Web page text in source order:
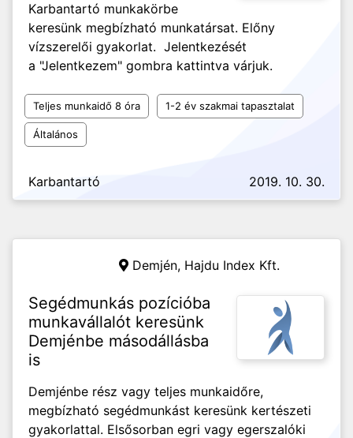
Karbantartó munkakörbe
keresünk megbízható munkatársat. Előny
vízszerelői gyakorlat. Jelentkezését
a "Jelentkezem" gombra kattintva várjuk.
Teljes munkaidő 8 óra 1-2 év szakmai tapasztalat
Általános
Karbantartó 2019. 10. 30.
Demjén, Hajdu Index Kft.
Segédmunkás pozícióba
munkavállalót keresünk
Demjénbe másodállásba
is
Demjénbe rész vagy teljes munkaidőre,
megbízható segédmunkást keresünk kertészeti
gyakorlattal. Elsősorban egri vagy egerszalóki